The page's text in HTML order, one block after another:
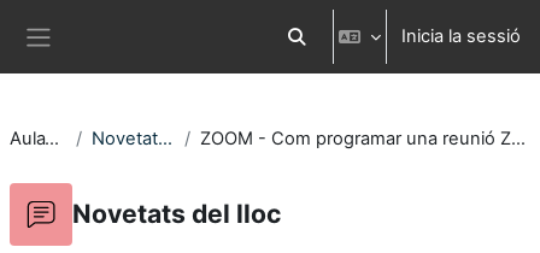
Commuta l'entrada de la cerca
Inicia la sessió
AulaVirtual Novetats del lloc ZOOM - Com programar una reunió ZOOM des de l'Aula Virtual
Novetats del lloc